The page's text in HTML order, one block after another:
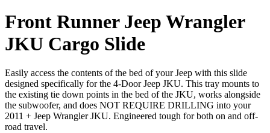
Front Runner Jeep Wrangler
JKU Cargo Slide
Easily access the contents of the bed of your Jeep with this slide
designed specifically for the 4-Door Jeep JKU. This tray mounts to
the existing tie down points in the bed of the JKU, works alongside
the subwoofer, and does NOT REQUIRE DRILLING into your
2011 + Jeep Wrangler JKU. Engineered tough for both on and off-
road travel.